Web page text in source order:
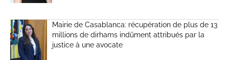
Mairie de Casablanca: récupération de plus de 13
millions de dirhams indûment attribués par la
justice à une avocate